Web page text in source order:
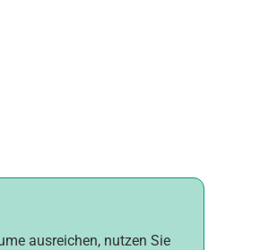
ausreichen, nutzen Sie